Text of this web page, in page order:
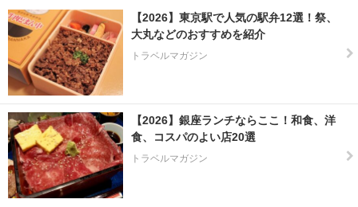
【2026】東京駅で人気の駅弁12選！祭、
大丸などのおすすめを紹介
トラベルマガジン
【2026】銀座ランチならここ！和食、洋
食、コスパのよい店20選
トラベルマガジン